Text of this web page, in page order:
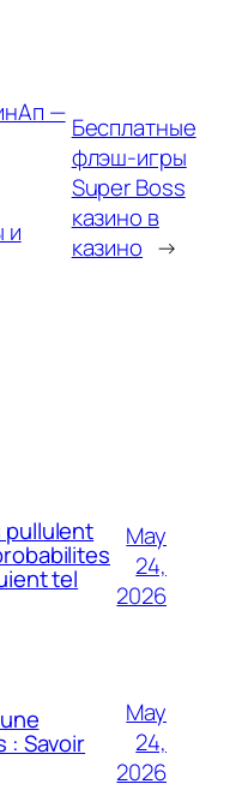
—
и
Бесплатные
флэш-игры
Super Boss
казино в
казино →
pullulent
tel
May
24,
2026
: Savoir
May
24,
2026